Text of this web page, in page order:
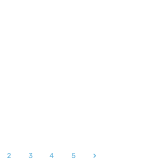
Seite
2
Seite
3
Seite
4
Seite
5